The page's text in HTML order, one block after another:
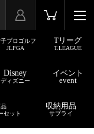
プロゴルフ
JLPGA
Tリーグ
T.LEAGUE
Disney
ディズニー
イベント
event
セット
収納用品
サプライ